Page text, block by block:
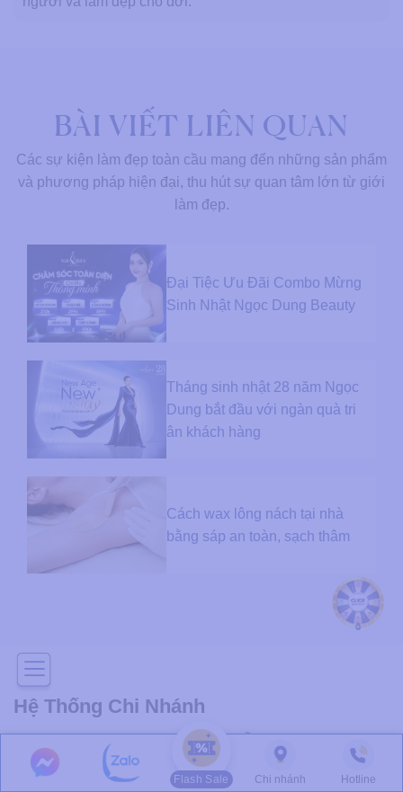
BÀI VIẾT LIÊN QUAN
Các sự kiện làm đẹp toàn cầu mang đến những sản phẩm
và phương pháp hiện đại, thu hút sự quan tâm lớn từ giới
làm đẹp.
Đại Tiệc Ưu Đãi Combo Mừng
Sinh Nhật Ngọc Dung Beauty
Tháng sinh nhật 28 năm Ngọc
Dung bắt đầu với ngàn quà tri
ân khách hàng
Cách wax lông nách tại nhà
bằng sáp an toàn, sạch thâm
Hệ Thống Chi Nhánh
33C–33D–33E Nguyễn Bỉnh Khiêm, P. Sài
Gòn, TP.HCM
Flash Sale Chi nhánh Hotline